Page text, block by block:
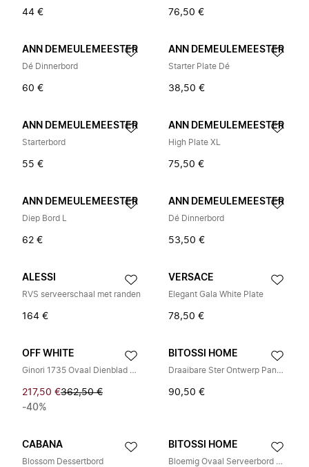
44 € 76,50 €
ANN DEMEULEMEESTER
Dé Dinnerbord
60 €
ANN DEMEULEMEESTER
Starter Plate Dé
38,50 €
ANN DEMEULEMEESTER
Starterbord
55 €
ANN DEMEULEMEESTER
High Plate XL
75,50 €
ANN DEMEULEMEESTER
Diep Bord L
62 €
ANN DEMEULEMEESTER
Dé Dinnerbord
53,50 €
ALESSI
RVS serveerschaal met randen
164 €
VERSACE
Elegant Gala White Plate
78,50 €
OFF WHITE
Ginori 1735 Ovaal Dienblad Bord
217,50 €362,50 €
-40%
BITOSSI HOME
Draaibare Ster Ontwerp Pannenlap
90,50 €
CABANA
Blossom Dessertbord
BITOSSI HOME
Bloemig Ovaal Serveerbord Gouden Rand